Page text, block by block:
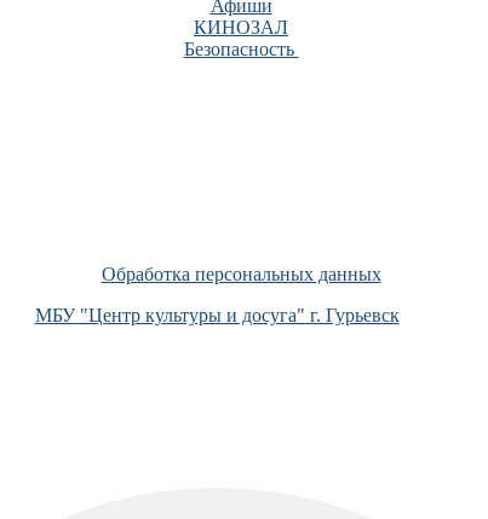
Афиши
КИНОЗАЛ
Безопасность
Обработка персональных данных
МБУ "Центр культуры и досуга" г. Гурьевск